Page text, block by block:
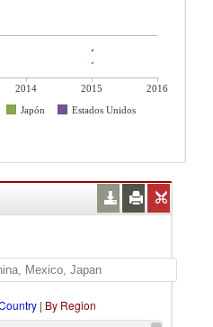
2014 2015
2016
Japón
Estados Unidos
| By Region